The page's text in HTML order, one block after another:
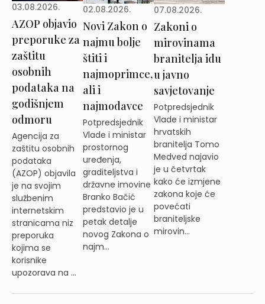
03.08.2026.
AZOP objavio
preporuke za
zaštitu
osobnih
podataka na
godišnjem
odmoru
Agencija za
zaštitu osobnih
podataka
(AZOP) objavila
je na svojim
službenim
internetskim
stranicama niz
preporuka
kojima se
korisnike
upozorava na ...
02.08.2026.
Novi Zakon o
najmu bolje
štiti i
najmoprimce,
ali i
najmodavce
Potpredsjednik
Vlade i ministar
prostornog
uređenja,
graditeljstva i
državne imovine
Branko Bačić
predstavio je u
petak detalje
novog Zakona o
najm...
07.08.2026.
Zakoni o
mirovinama
branitelja idu
u javno
savjetovanje
Potpredsjednik
Vlade i ministar
hrvatskih
branitelja Tomo
Medved najavio
je u četvrtak
kako će izmjene
zakona koje će
povećati
braniteljske
mirovin...